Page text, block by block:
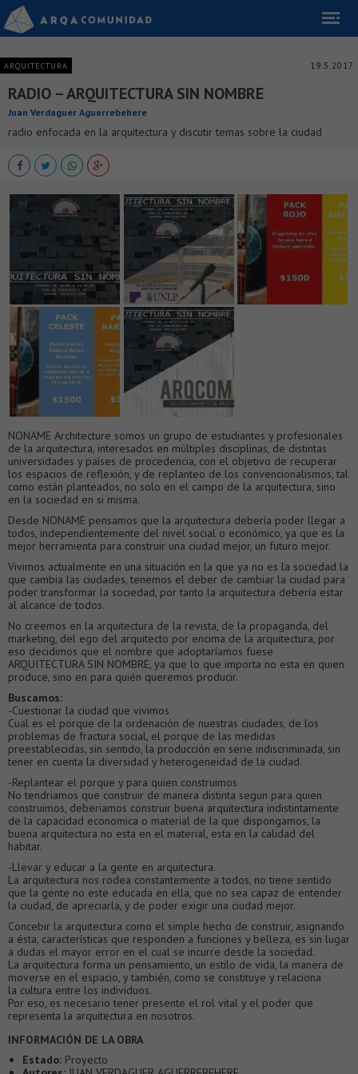
ARQUITECTURA 19.5.2017
RADIO – ARQUITECTURA SIN NOMBRE
Juan Verdaguer Aguerrebehere
radio enfocada en la arquitectura y discutir temas sobre la ciudad
NONAME Architecture somos un grupo de estudiantes y profesionales
de la arquitectura, interesados en múltiples disciplinas, de distintas
universidades y países de procedencia, con el objetivo de recuperar
los espacios de reflexión, y de replanteo de los convencionalismos, tal
como están planteados, no solo en el campo de la arquitectura, sino
en la sociedad en si misma.
Desde NONAME pensamos que la arquitectura debería poder llegar a
todos, independientemente del nivel social o económico, ya que es la
mejor herramienta para construir una ciudad mejor, un futuro mejor.
Vivimos actualmente en una situación en la que ya no es la sociedad la
que cambia las ciudades, tenemos el deber de cambiar la ciudad para
poder transformar la sociedad, por tanto la arquitectura debería estar
al alcance de todos.
No creemos en la arquitectura de la revista, de la propaganda, del
marketing, del ego del arquitecto por encima de la arquitectura, por
eso decidimos que el nombre que adoptaríamos fuese
ARQUITECTURA SIN NOMBRE, ya que lo que importa no esta en quien
produce, sino en para quién queremos producir.
Buscamos:
-Cuestionar la ciudad que vivimos
Cual es el porque de la ordenación de nuestras ciudades, de los
problemas de fractura social, el porque de las medidas
preestablecidas, sin sentido, la producción en serie indiscriminada, sin
tener en cuenta la diversidad y heterogeneidad de la ciudad.
-Replantear el porque y para quien construimos
No tendriamos que construir de manera distinta segun para quien
construimos, deberiamos construir buena arquitectura indistintamente
de la capacidad economica o material de la que dispongamos, la
buena arquitectura no esta en el material, esta en la calidad del
habitar.
-Llevar y educar a la gente en arquitectura.
La arquitectura nos rodea constantemente a todos, no tiene sentido
que la gente no este educada en ella, que no sea capaz de entender
la ciudad, de apreciarla, y de poder exigir una ciudad mejor.
Concebir la arquitectura como el simple hecho de construir, asignando
a ésta, características que responden a funciones y belleza, es sin lugar
a dudas el mayor error en el cual se incurre desde la sociedad.
La arquitectura forma un pensamiento, un estilo de vida, la manera de
moverse en el espacio, y también, como se constituye y relaciona
la cultura entre los individuos.
Por eso, es necesario tener presente el rol vital y el poder que
representa la arquitectura en nosotros.
INFORMACIÓN DE LA OBRA
Estado: Proyecto